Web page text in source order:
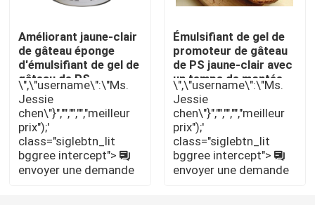
Monoglycéride distillé
Mono et diglycérides
Monostéarate de glycérol
Améliorant jaune-clair
de gâteau éponge
d'émulsifiant de gel de
gâteau de PS
20KG/tambour
\",\"username\":\"Ms.
Jessie
chen\"}","","","","meilleur
prix");'
class="siglebtn_lit
bggree intercept">
envoyer une demande
Émulsifiant de gel de
promoteur de gâteau
de PS jaune-clair avec
un temps de montée
plus court
\",\"username\":\"Ms.
Jessie
chen\"}","","","","meilleur
prix");'
class="siglebtn_lit
bggree intercept">
envoyer une demande